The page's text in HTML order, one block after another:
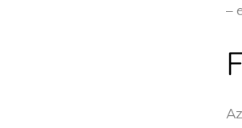
–